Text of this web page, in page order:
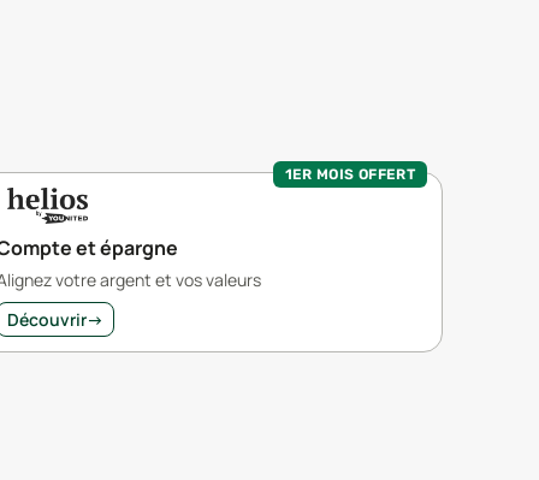
1ER MOIS OFFERT
et épargne
votre argent et vos valeurs
Découvrir→